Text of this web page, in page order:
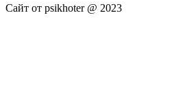
Сайт от psikhoter @ 2023